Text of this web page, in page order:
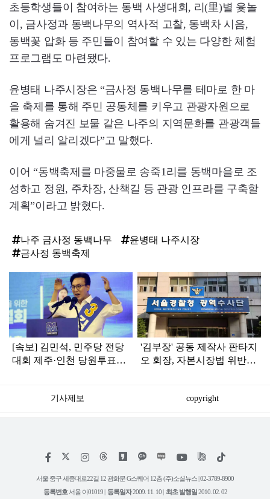
초등학생들이 참여하는 동백 사생대회, 리(里)별 윷놀
이, 금사정과 동백나무의 역사적 고찰, 동백차 시음,
동백꽃 압화 등 주민들이 참여할 수 있는 다양한 체험
프로그램도 마련됐다.
윤병태 나주시장은 “금사정 동백나무를 테마로 한 마
을 축제를 통해 주민 공동체를 키우고 관광자원으로
활용해 숨겨진 보물 같은 나주의 지역문화를 관광객들
에게 널리 알리겠다”고 말했다.
이어 “동백축제를 마중물로 송죽1리를 동백마을로 조
성하고 정원, 주차장, 산책길 등 관광 인프라를 구축할
계획”이라고 밝혔다.
나주 금사정 동백나무
윤병태 나주시장
금사정 동백축제
인
[속보] 김민석, 민주당 전당
대회 제주·인천 당원투표서
'김부장' 공동 제작사 판타지
오 회장, 자본시장법 위반
기사제보 copyright
페
스
인
타
램
위
트
유
틱
서울 중구 세종대로22길 12 광화문 G스퀘어 12층 (주)소셜뉴스 | 02-3789-8900
등록번호 서울 아01019 | 등록일자2009. 11. 10 | 최초 발행일2010. 02. 02